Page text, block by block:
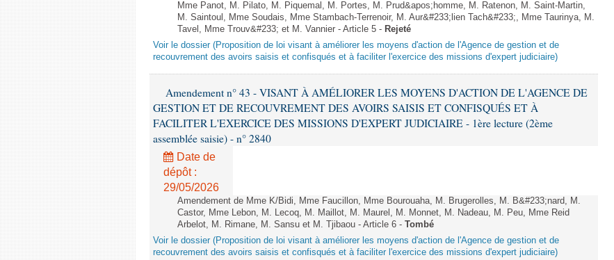
Mme Panot, M. Pilato, M. Piquemal, M. Portes, M. Prud&apos;homme, M. Ratenon, M. Saint-Martin,
M. Saintoul, Mme Soudais, Mme Stambach-Terrenoir, M. Aur&#233;lien Tach&#233;, Mme Taurinya, M.
Tavel, Mme Trouv&#233; et M. Vannier - Article 5 - Rejeté
Voir le dossier (Proposition de loi visant à améliorer les moyens d'action de l'Agence de gestion et de
recouvrement des avoirs saisis et confisqués et à faciliter l'exercice des missions d'expert judiciaire)
Amendement n° 43 - VISANT À AMÉLIORER LES MOYENS D'ACTION DE L'AGENCE DE
GESTION ET DE RECOUVREMENT DES AVOIRS SAISIS ET CONFISQUÉS ET À
FACILITER L'EXERCICE DES MISSIONS D'EXPERT JUDICIAIRE - 1ère lecture (2ème
assemblée saisie) - n° 2840
Date de
dépôt :
29/05/2026
Amendement de Mme K/Bidi, Mme Faucillon, Mme Bourouaha, M. Brugerolles, M. B&#233;nard, M.
Castor, Mme Lebon, M. Lecoq, M. Maillot, M. Maurel, M. Monnet, M. Nadeau, M. Peu, Mme Reid
Arbelot, M. Rimane, M. Sansu et M. Tjibaou - Article 6 - Tombé
Voir le dossier (Proposition de loi visant à améliorer les moyens d'action de l'Agence de gestion et de
recouvrement des avoirs saisis et confisqués et à faciliter l'exercice des missions d'expert judiciaire)